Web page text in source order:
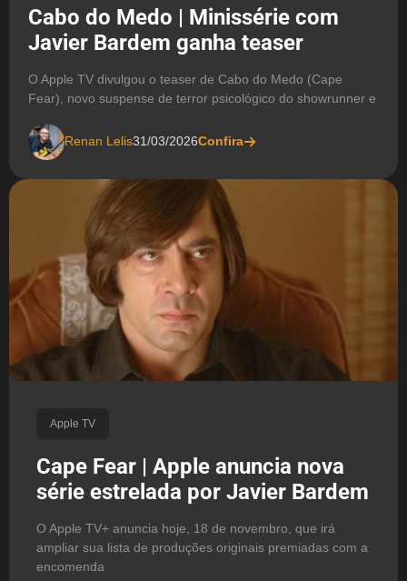
Cabo do Medo | Minissérie com
Javier Bardem ganha teaser
O Apple TV divulgou o teaser de Cabo do Medo (Cape
Fear), novo suspense de terror psicológico do showrunner e
Renan Lelis31/03/2026Confira
Apple TV
Cape Fear | Apple anuncia nova
série estrelada por Javier Bardem
O Apple TV+ anuncia hoje, 18 de novembro, que irá
ampliar sua lista de produções originais premiadas com a
encomenda